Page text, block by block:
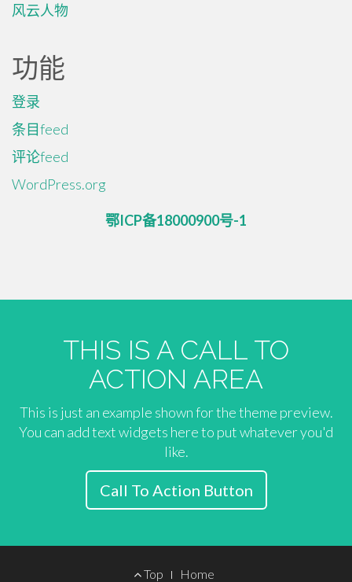
风云人物
功能
登录
条目feed
评论feed
WordPress.org
鄂ICP备18000900号-1
THIS IS A CALL TO
ACTION AREA
This is just an example shown for the theme preview.
You can add text widgets here to put whatever you'd
like.
Call To Action Button
Top Home